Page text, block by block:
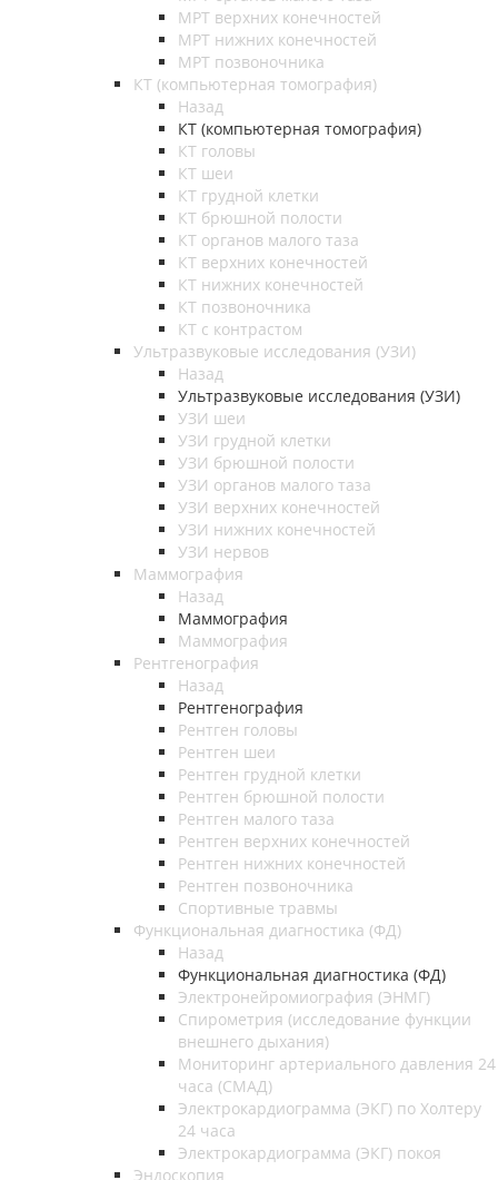
МРТ верхних конечностей
МРТ нижних конечностей
МРТ позвоночника
КТ (компьютерная томография)
Назад
КТ (компьютерная томография)
КТ головы
КТ шеи
КТ грудной клетки
КТ брюшной полости
КТ органов малого таза
КТ верхних конечностей
КТ нижних конечностей
КТ позвоночника
КТ с контрастом
Ультразвуковые исследования (УЗИ)
Назад
Ультразвуковые исследования (УЗИ)
УЗИ шеи
УЗИ грудной клетки
УЗИ брюшной полости
УЗИ органов малого таза
УЗИ верхних конечностей
УЗИ нижних конечностей
УЗИ нервов
Маммография
Назад
Маммография
Маммография
Рентгенография
Назад
Рентгенография
Рентген головы
Рентген шеи
Рентген грудной клетки
Рентген брюшной полости
Рентген малого таза
Рентген верхних конечностей
Рентген нижних конечностей
Рентген позвоночника
Спортивные травмы
Функциональная диагностика (ФД)
Назад
Функциональная диагностика (ФД)
Электронейромиография (ЭНМГ)
Спирометрия (исследование функции
внешнего дыхания)
Мониторинг артериального давления 24
часа (СМАД)
Электрокардиограмма (ЭКГ) по Холтеру
24 часа
Электрокардиограмма (ЭКГ) покоя
Эндоскопия